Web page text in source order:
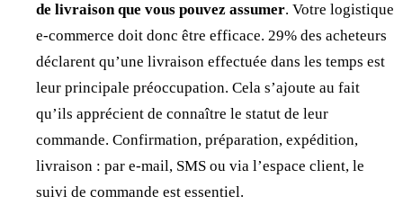
de livraison que vous pouvez assumer. Votre logistique
e-commerce doit donc être efficace. 29% des acheteurs
déclarent qu’une livraison effectuée dans les temps est
leur principale préoccupation. Cela s’ajoute au fait
qu’ils apprécient de connaître le statut de leur
commande. Confirmation, préparation, expédition,
livraison : par e-mail, SMS ou via l’espace client, le
suivi de commande est essentiel.